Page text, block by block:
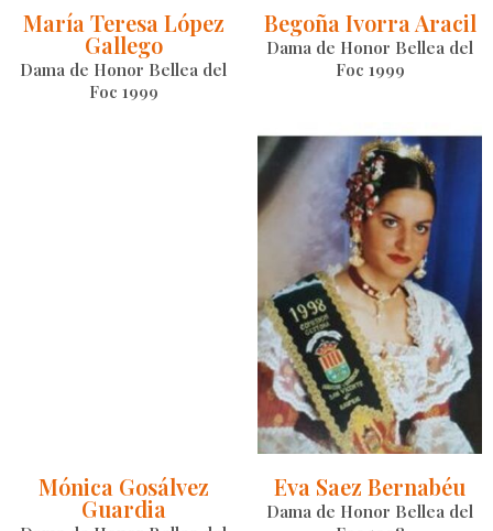
María Teresa López
Gallego
Dama de Honor Bellea del
Foc 1999
Begoña Ivorra Aracil
Dama de Honor Bellea del
Foc 1999
Mónica Gosálvez
Guardia
Eva Saez Bernabéu
Dama de Honor Bellea del